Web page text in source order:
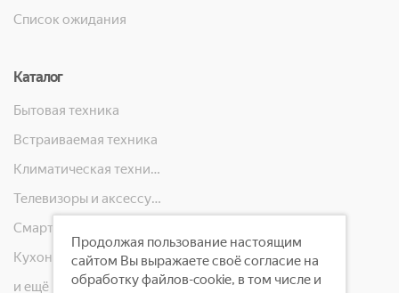
Список ожидания
Каталог
Бытовая техника
Встраиваемая техника
Климатическая техника
Телевизоры и аксессуары
Кухонная техника
и ещё 10 категорий
Продолжая пользование настоящим
сайтом Вы выражаете своё согласие на
обработку файлов-cookie, в том числе и